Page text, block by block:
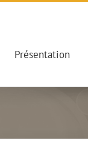
Présentation